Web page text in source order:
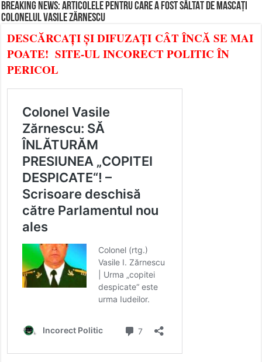
BREAKING NEWS: ARTICOLELE PENTRU CARE A FOST SĂLTAT DE MASCAȚI
COLONELUL VASILE ZĂRNESCU
DESCĂRCAȚI ȘI DIFUZAȚI CÂT ÎNCĂ SE MAI
POATE! SITE-UL INCORECT POLITIC ÎN
PERICOL